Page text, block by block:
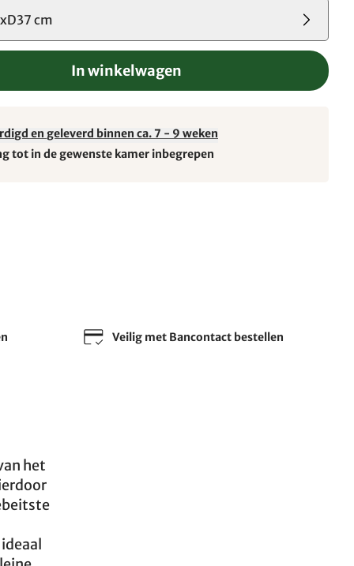
cm
In winkelwagen
en geleverd binnen ca. 7 - 9 weken
tot in de gewenste kamer inbegrepen
Veilig met Bancontact bestellen
het